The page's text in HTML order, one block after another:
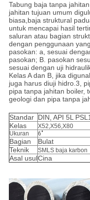
Tabung baja tanpa
jahitan tujuan umum
biasa,baja struktural
untuk mencapai hasil
saluran atau bagian
dengan penggunaan
pasokan: a, sesuai
pasokan; B. pasokan
sesuai dengan uji
Kelas A dan B, jika
juga harus diuji hidro.3,
pipa tanpa jahitan boiler,
geologi dan pipa tanpa
Standar DIN, API 5L
Kelas
X52,X56,X80
Ukuran
6"
Bagian
Bulat
Teknik
SMLS baja karbon
Asal usulCina